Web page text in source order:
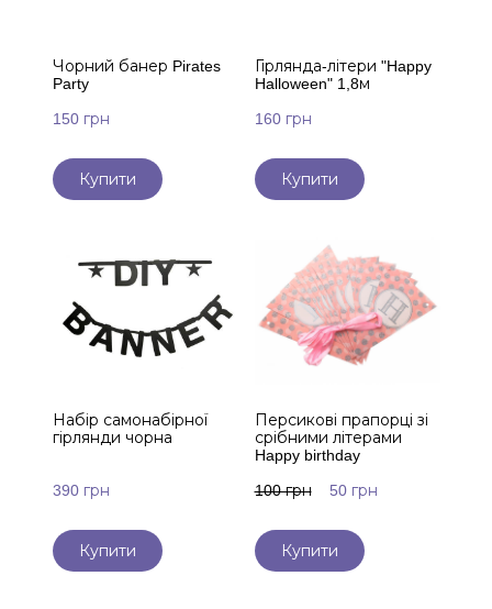
Чорний банер Pirates
Party
150 грн
Купити
Гірлянда-літери "Happy
Halloween" 1,8м
160 грн
Купити
Набір самонабірної
гірлянди чорна
390 грн
Купити
Персикові прапорці зі
срібними літерами
Happy birthday
100 грн
50 грн
Купити